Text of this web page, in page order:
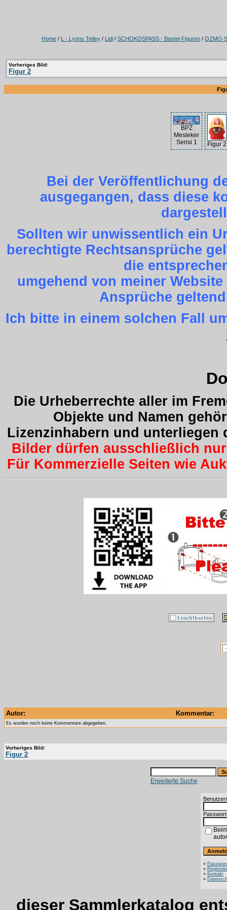
Home / L - Lyons Tetley / Lidl / SCHOKOSPASS - Bastel-Figuren / OZMO-
Vorheriges Bild:
Figur 2
BPZ
Mesleker
Serisi 1
Figur 2
Bei der Veröffentlichung
ausgegangen, dass diese
Sollten wir unwissentlich ein
berechtigte Rechtsansprüche
die
umgehend von meiner
Ansprüche
Ich bitte in einem solchen Fall
Die Urheberrechte aller im
Objekte und Namen
Lizenzinhabern und unterliegen
Bilder dürfen ausschließlich
Für Kommerzielle Seiten wie
Autor: Kommentar:
Es wurden noch keine Kommentare abgegeben.
Vorheriges Bild:
Figur 2
Erweiterte Suche
»
»
» Kontakt
»
dieser Sammlerkatalog